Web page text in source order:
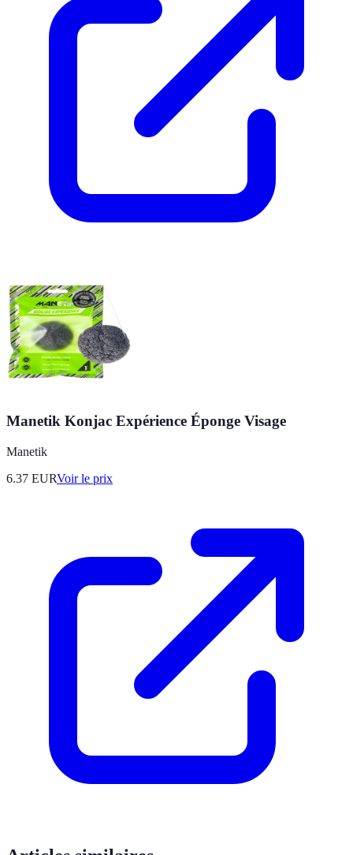
Manetik Konjac Expérience Éponge Visage
Manetik
6.37 EURVoir le prix